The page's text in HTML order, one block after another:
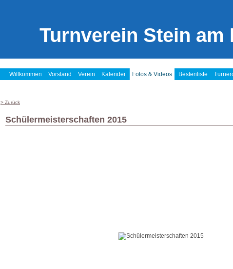
Turnverein Stein am
Willkommen Vorstand Verein Kalender Fotos & Videos Bestenliste
> Zurück
Schülermeisterschaften 2015